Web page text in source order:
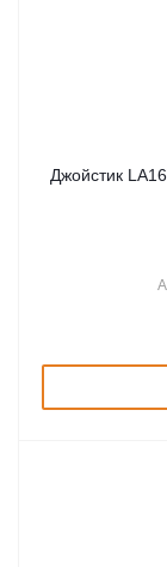
Джойстик